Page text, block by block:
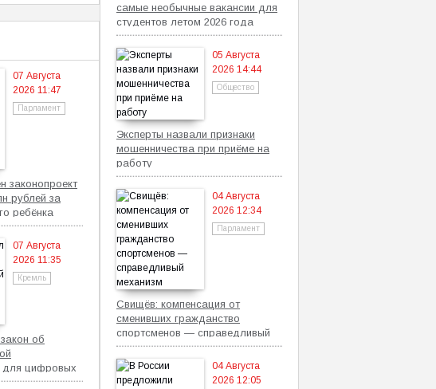
самые необычные вакансии для
студентов летом 2026 года
05 Августа
2026 14:44
Общество
Эксперты назвали признаки
мошенничества при приёме на
работу
04 Августа
2026 12:34
Парламент
Свищёв: компенсация от
сменивших гражданство
спортсменов — справедливый
механизм
04 Августа
2026 12:05
07 Августа
2026 11:47
Парламент
законопроект
рублей за
ребёнка
07 Августа
2026 11:35
Кремль
об
для цифровых